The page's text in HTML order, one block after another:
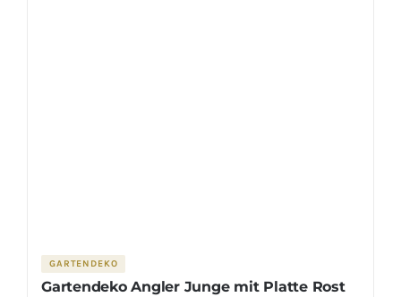
GARTENDEKO
Gartendeko Angler Junge mit Platte Rost